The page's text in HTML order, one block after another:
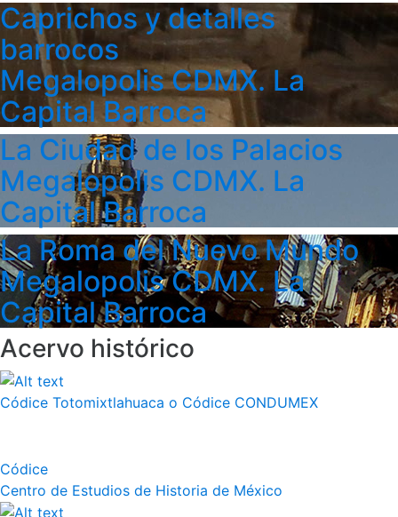
Caprichos y detalles
barrocos
Megalopolis CDMX. La
Capital Barroca
La Ciudad de los Palacios
Megalopolis CDMX. La
Capital Barroca
La Roma del Nuevo Mundo
Megalopolis CDMX. La
Capital Barroca
Acervo histórico
Códice Totomixtlahuaca o Códice CONDUMEX
Códice
Centro de Estudios de Historia de México